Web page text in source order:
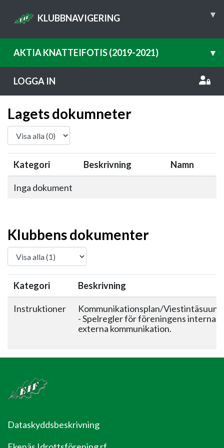
KLUBBNAVIGERING ▾
AKTIA KNATTEIFOTIS (2019-2021) ▾
LOGGA IN
Lagets dokumneter
Kategori Beskrivning Namn
Inga dokument
Klubbens dokumenter
Kategori Beskrivning
Instruktioner
Kommunikationsplan/
- Spelregler för föreningens interna
externa kommunikation.
Dataskyddsbeskrivning